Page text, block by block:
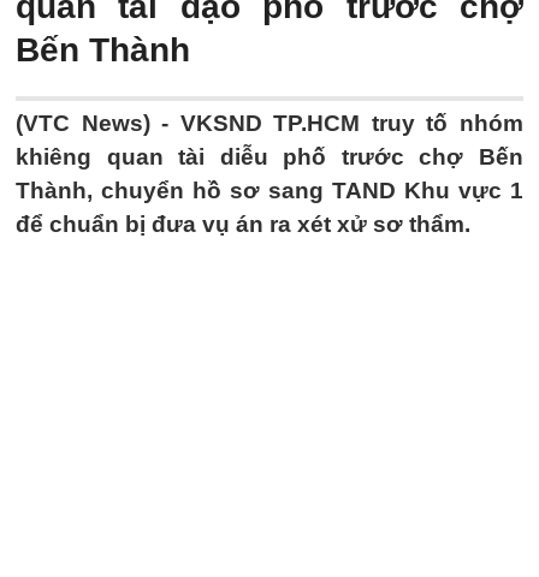
Bến Thành
(VTC News) - VKSND TP.HCM truy tố nhóm
khiêng quan tài diễu phố trước chợ Bến
Thành, chuyển hồ sơ sang TAND Khu vực 1
để chuẩn bị đưa vụ án ra xét xử sơ thẩm.